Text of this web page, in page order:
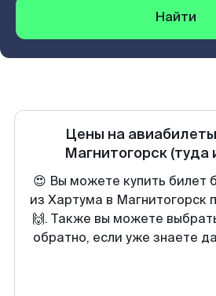
Найти
Цены на авиабилеты
Магнитогорск (туда
😍 Вы можете купить билет
из Хартума в Магнитогорск
🙌. Также вы можете
обратно, если уже знаете